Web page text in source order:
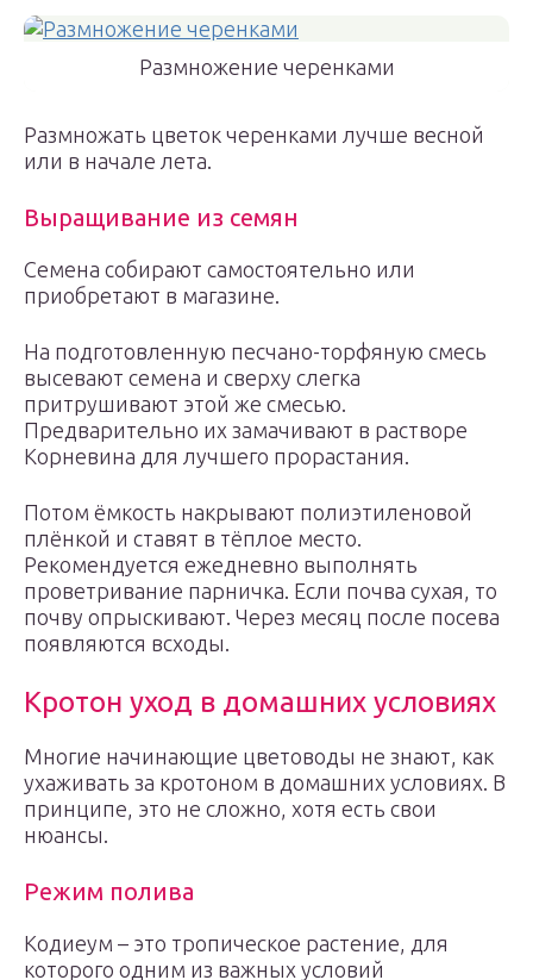
Размножение черенками
Размножать цветок черенками лучше весной
или в начале лета.
Выращивание из семян
Семена собирают самостоятельно или
приобретают в магазине.
На подготовленную песчано-торфяную смесь
высевают семена и сверху слегка
притрушивают этой же смесью.
Предварительно их замачивают в растворе
Корневина для лучшего прорастания.
Потом ёмкость накрывают полиэтиленовой
плёнкой и ставят в тёплое место.
Рекомендуется ежедневно выполнять
проветривание парничка. Если почва сухая, то
почву опрыскивают. Через месяц после посева
появляются всходы.
Кротон уход в домашних условиях
Многие начинающие цветоводы не знают, как
ухаживать за кротоном в домашних условиях. В
принципе, это не сложно, хотя есть свои
нюансы.
Режим полива
Кодиеум – это тропическое растение, для
которого одним из важных условий